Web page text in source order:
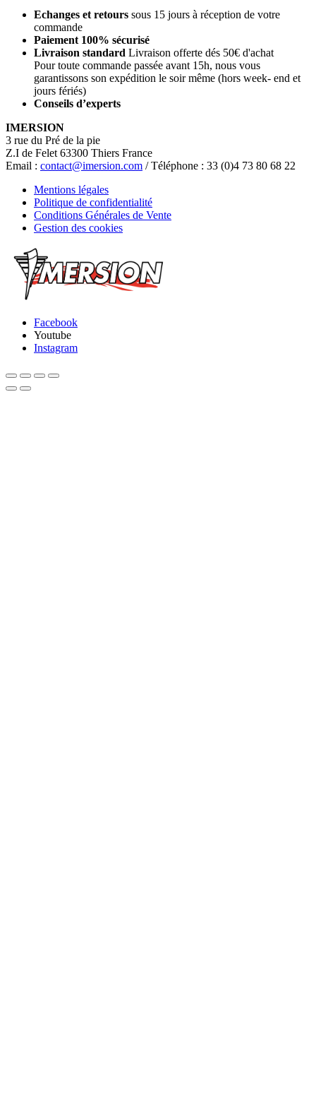
Echanges et retours sous 15 jours à réception de votre
commande
Paiement 100% sécurisé
Livraison standard Livraison offerte dés 50€ d'achat
Pour toute commande passée avant 15h, nous vous
garantissons son expédition le soir même (hors week- end et
jours fériés)
Conseils d’experts
IMERSION
3 rue du Pré de la pie
Z.I de Felet 63300 Thiers France
Email : contact@imersion.com / Téléphone : 33 (0)4 73 80 68 22
Mentions légales
Politique de confidentialité
Conditions Générales de Vente
Gestion des cookies
Facebook
Youtube
Instagram